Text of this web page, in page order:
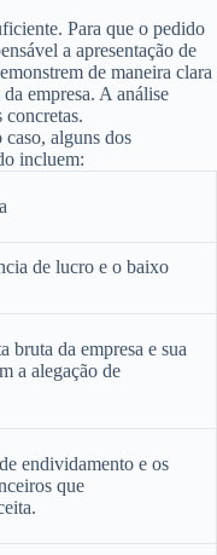
Para que o pedido
a apresentação de
de maneira clara
empresa. A análise
concretas.
alguns dos
incluem:
de lucro e o baixo
bruta da empresa e sua
a alegação de
endividamento e os
que